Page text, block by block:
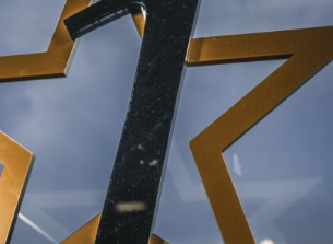
een gedaanteverandering ondergaan. Haar